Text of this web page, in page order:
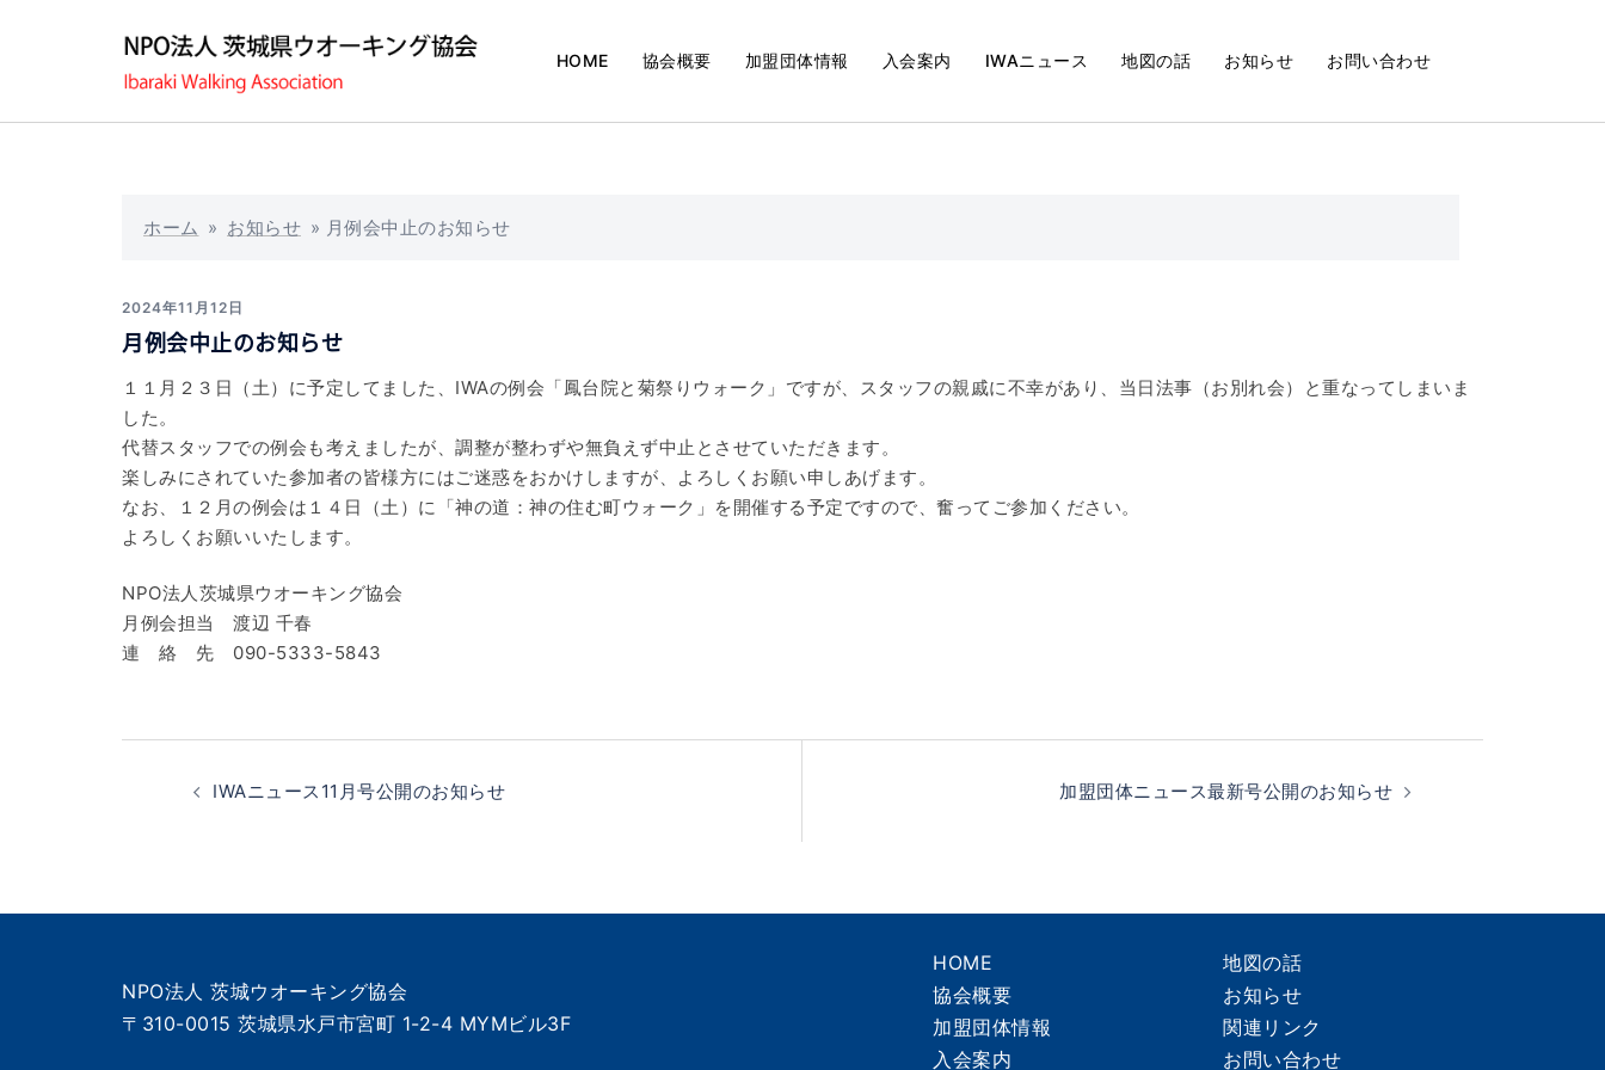
HOME 協会概要 加盟団体情報 入会案内 IWAニュース 地図の話 お知らせ お問い合わせ
ホーム » お知らせ » 月例会中止のお知らせ
2024年11月12日
月例会中止のお知らせ
１１月２３日（土）に予定してました、IWAの例会「鳳台院と菊祭りウォーク」ですが、スタッフの親戚に不幸があり、当日法事（お別れ会）と重なってしまいま
した。
代替スタッフでの例会も考えましたが、調整が整わずや無負えず中止とさせていただきます。
楽しみにされていた参加者の皆様方にはご迷惑をおかけしますが、よろしくお願い申しあげます。
なお、１２月の例会は１４日（土）に「神の道：神の住む町ウォーク」を開催する予定ですので、奮ってご参加ください。
よろしくお願いいたします。
NPO法人茨城県ウオーキング協会
月例会担当 渡辺 千春
連 絡 先 090-5333-5843
ー
シ
IWAニュース11月号公開のお知らせ 加盟団体ニュース最新号公開のお知らせ
NPO法人 茨城ウオーキング協会
〒310-0015 茨城県水戸市宮町 1-2-4 MYMビル3F
HOME
協会概要
加盟団体情報
入会案内
地図の話
お知らせ
関連リンク
お問い合わせ